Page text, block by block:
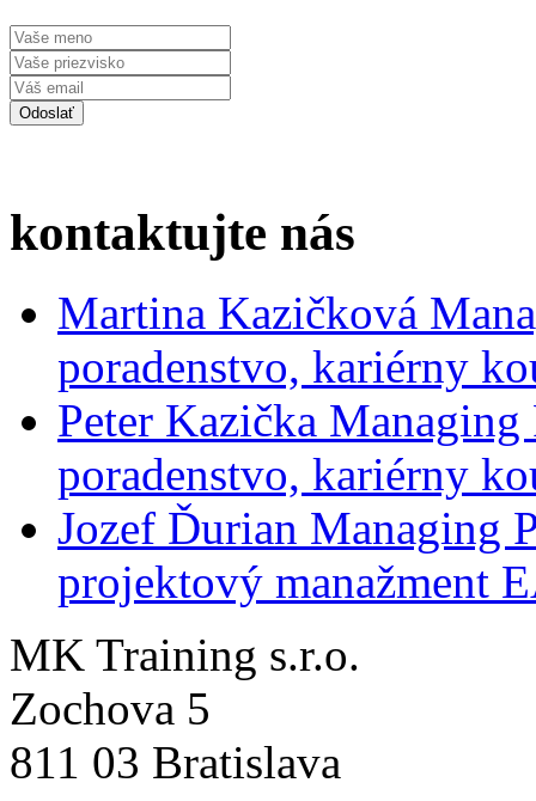
kontaktujte nás
Martina Kazičková
poradenstvo, kariérny
Peter Kazička
poradenstvo, kariérny
Jozef Ďurian Managing
projektový manažment
MK Training s.r.o.
Zochova 5
811 03 Bratislava